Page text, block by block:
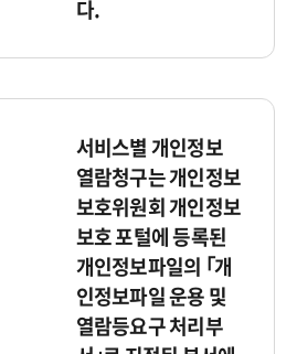
다.
서비스별 개인정보
열람청구는 개인정보
보호위원회 개인정보
보호 포털에 등록된
개인정보파일의 ｢개
인정보파일 운용 및
열람등요구 처리부